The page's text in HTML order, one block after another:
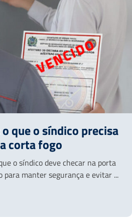
que o síndico precisa
corta fogo
o síndico deve checar na porta
para manter segurança e evitar ...